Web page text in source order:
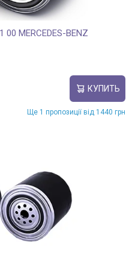
MERCEDES-BENZ
КУПИТЬ
Ще 1 пропозиції від 1440 грн